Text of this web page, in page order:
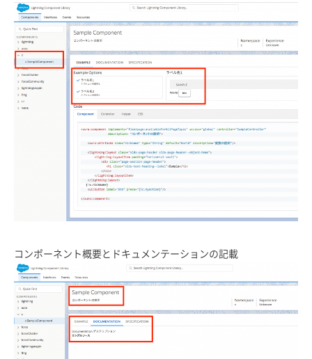
コンポーネント概要とドキュメンテーションの記載